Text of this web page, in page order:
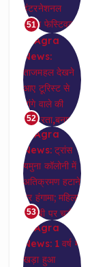
51
52
53